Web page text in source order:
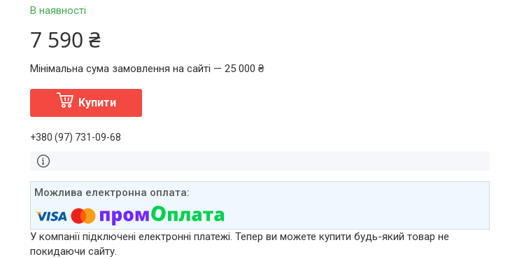
В наявності
7 590 ₴
Мінімальна сума замовлення на сайті — 25 000 ₴
Купити
+380 (97) 731-09-68
У компанії підключені електронні платежі. Тепер ви можете купити будь-який товар не
покидаючи сайту.